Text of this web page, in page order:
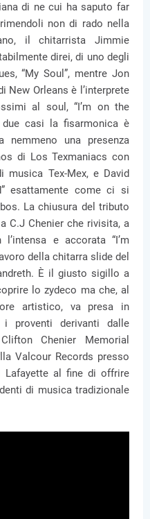
di ne cui ha saputo far
non di rado nella
il chitarrista Jimmie
direi, di uno degli
“My Soul”, mentre Jon
New Orleans è l’interprete
al soul, “I’m on the
casi la fisarmonica è
nemmeno una presenza
di Los Texmaniacs con
musica Tex-Mex, e David
esattamente come ci si
La chiusura del tributo
C.J Chenier che rivisita, a
e accorata “I’m
della chitarra slide del
È il giusto sigillo a
lo zydeco ma che, al
artistico, va presa in
i proventi derivanti dalle
Chenier Memorial
Valcour Records presso
Lafayette al fine di offrire
di musica tradizionale